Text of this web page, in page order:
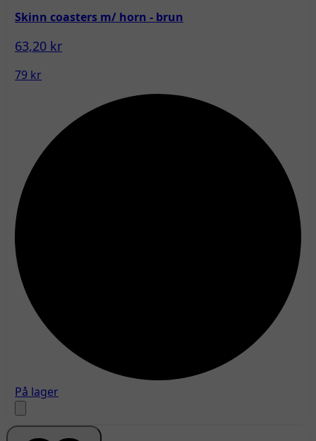
Skinn coasters m/ horn - brun
63,20 kr
79 kr
På lager